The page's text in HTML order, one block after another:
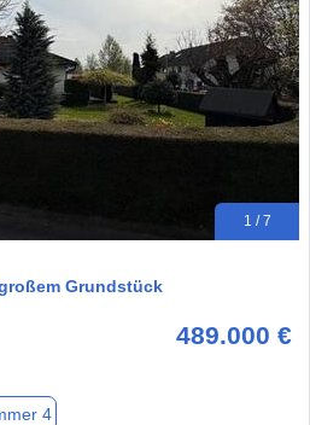
1 / 7
Grundstück
489.000 €
4